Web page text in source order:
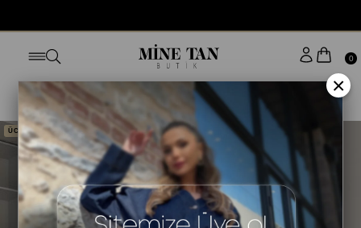
0
Anasayfa EV GİYİM PİJAMA TAKIMI
ÜCRETSİZ KARGO
×